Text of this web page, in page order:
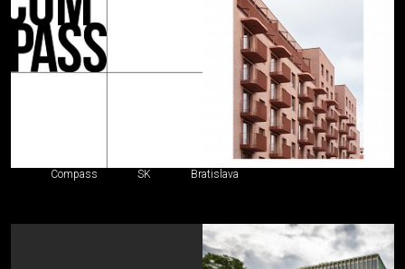
Compass SK Bratislava